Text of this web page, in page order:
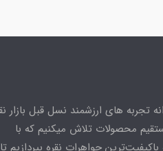
تجربه های ارزشمند نسل قبل بازار
محصولات تلاش میکنیم که با
جواهرات نقره بپردازیم تا